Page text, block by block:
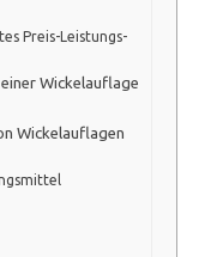
Preis-Leistungs-
Wickelauflage
Wickelauflagen